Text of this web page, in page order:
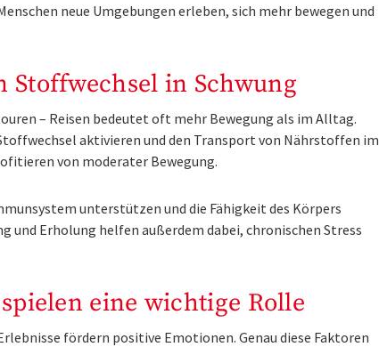
neue Umgebungen erleben, sich mehr bewegen und
in Schwung
– Reisen bedeutet oft mehr Bewegung als im Alltag.
aktivieren und den Transport von Nährstoffen im
von moderater Bewegung.
unterstützen und die Fähigkeit des Körpers
und Erholung helfen außerdem dabei, chronischen Stress
eine wichtige Rolle
fördern positive Emotionen. Genau diese Faktoren